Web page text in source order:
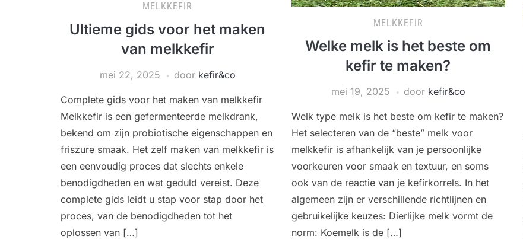
MELKKEFIR
Ultieme gids voor het maken
van melkkefir
mei 22, 2025 door kefir&co
Complete gids voor het maken van melkkefir
Melkkefir is een gefermenteerde melkdrank,
bekend om zijn probiotische eigenschappen en
friszure smaak. Het zelf maken van melkkefir is
een eenvoudig proces dat slechts enkele
benodigdheden en wat geduld vereist. Deze
complete gids leidt u stap voor stap door het
proces, van de benodigdheden tot het
oplossen van […]
MELKKEFIR
Welke melk is het beste om
kefir te maken?
mei 19, 2025 door kefir&co
Welk type melk is het beste om kefir te maken?
Het selecteren van de “beste” melk voor
melkkefir is afhankelijk van je persoonlijke
voorkeuren voor smaak en textuur, en soms
ook van de reactie van je kefirkorrels. In het
algemeen zijn er verschillende richtlijnen en
gebruikelijke keuzes: Dierlijke melk vormt de
norm: Koemelk is de […]